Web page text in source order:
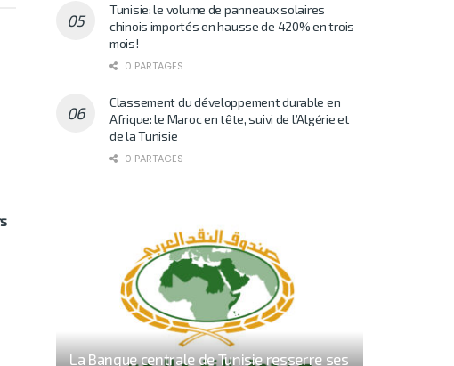
Tunisie: le volume de panneaux solaires
chinois importés en hausse de 420% en trois
mois!
0 PARTAGES
Classement du développement durable en
Afrique: le Maroc en tête, suivi de l’Algérie et
de la Tunisie
0 PARTAGES
La Banque centrale de Tunisie resserre ses